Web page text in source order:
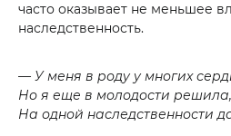
часто оказывает не меньшее
наследственность.
— У меня в роду у многих
Но я еще в молодости решила,
На одной наследственности